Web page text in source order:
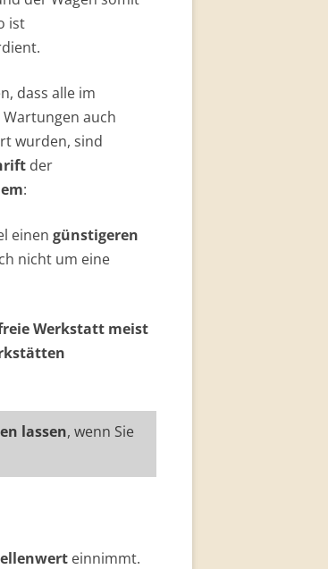
ist
dass alle im
auch
wurden, sind
der
:
einen günstigeren
nicht um eine
Werkstatt meist
lassen, wenn Sie
einnimmt.